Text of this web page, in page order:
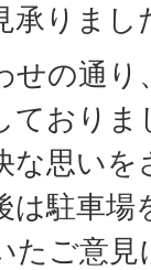
りまし
せの通り
ており
な思い
は駐車場
たご意